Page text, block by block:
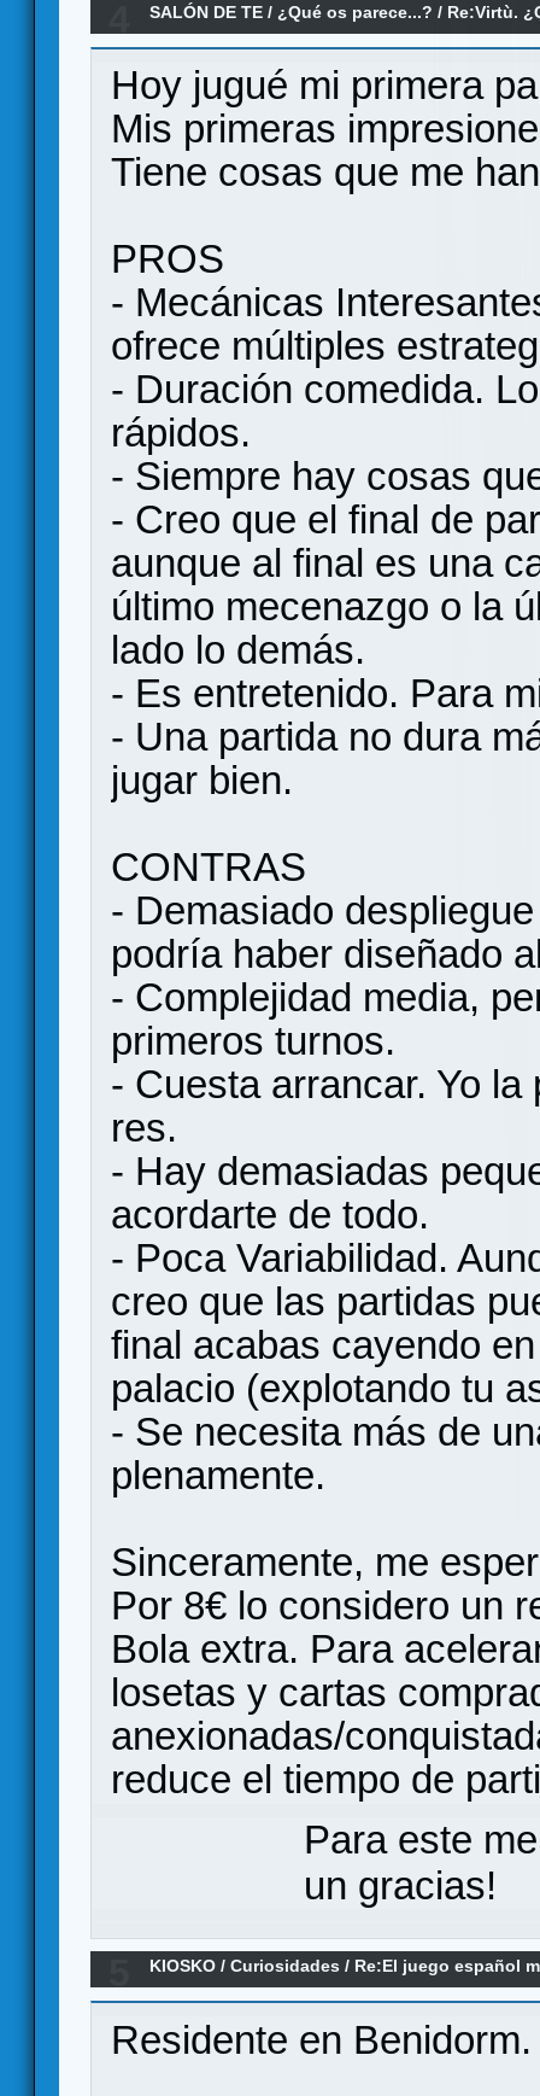
SALÓN DE TE / ¿Qué os parece...? / Re:Virtù.
Hoy jugué mi primera
Mis primeras
Tiene cosas que me
PROS
- Mecánicas
ofrece múltiples
- Duración comedida.
rápidos.
- Siempre hay cosas
- Creo que el final de
aunque al final es una
último mecenazgo o la
lado lo demás.
- Es entretenido. Para
- Una partida no dura
jugar bien.
CONTRAS
- Demasiado
podría haber diseñado
- Complejidad media,
primeros turnos.
- Cuesta arrancar. Yo
res.
- Hay demasiadas
acordarte de todo.
- Poca Variabilidad.
creo que las partidas
final acabas cayendo
palacio (explotando tu
- Se necesita más de
plenamente.
Sinceramente, me
Por 8€ lo considero un
Bola extra. Para
losetas y cartas
anexionadas/
reduce el tiempo de
Para este
un gracias!
KIOSKO /Curiosidades / Re:El juego español
Residente en Benidorm.